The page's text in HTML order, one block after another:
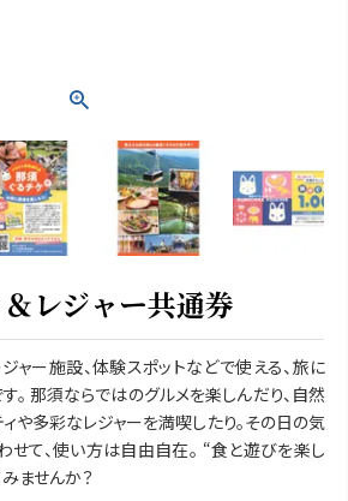
レジャー共通券
ャー施設、体験スポットなどで使える、旅に
。 那須ならではのグルメを楽しんだり、自然
や多彩なレジャーを満喫したり。その日の気
せて、使い方は自由自在。 “食と遊びを楽し
ませんか？